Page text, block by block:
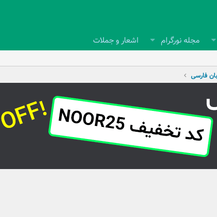
مجله نورگرام اشعار و جملات
فارسی